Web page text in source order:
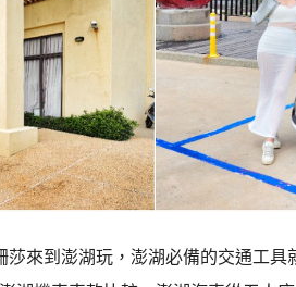
來到澎湖玩，澎湖必備的交通工